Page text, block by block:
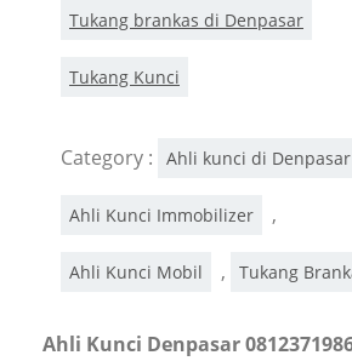
Tukang brankas di Denpasar
Tukang Kunci
Category : Ahli kunci di Denpasar
Ahli Kunci Immobilizer ,
Ahli Kunci Mobil , Tukang
Ahli Kunci Denpasar